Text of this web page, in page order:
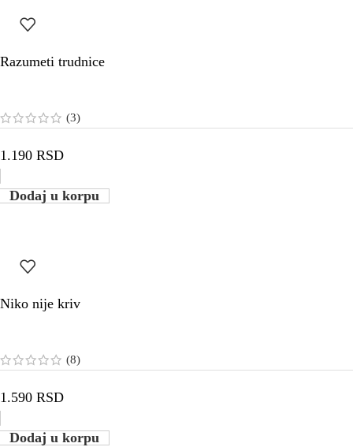
Razumeti trudnice
(3)
1.190 RSD
Dodaj u korpu
Niko nije kriv
(8)
1.590 RSD
Dodaj u korpu